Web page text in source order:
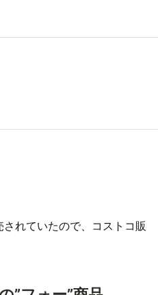
れていたので、コストコ販